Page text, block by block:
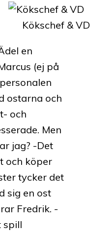
Kökschef & VD
en
(ej på
ostarna och
och
Men
jag? -Det
och köper
tycker det
sig en ost
Fredrik. -
spill